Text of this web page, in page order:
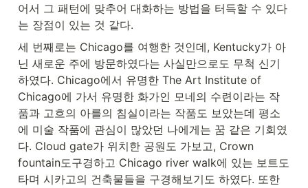
어서 그 패턴에 맞추어 대화하는 방법을 터득할 수 있다
는 장점이 있는 것 같다.
세 번째로는 Chicago를 여행한 것인데, Kentucky가 아
닌 새로운 주에 방문하였다는 사실만으로도 무척 신기
하였다. Chicago에서 유명한 The Art Institute of
Chicago에 가서 유명한 화가인 모네의 수련이라는 작
품과 고흐의 아를의 침실이라는 작품도 보았는데 평소
에 미술 작품에 관심이 많았던 나에게는 꿈 같은 기회였
다. Cloud gate가 위치한 공원도 가보고, Crown
fountain도구경하고 Chicago river walk에 있는 보트도
타며 시카고의 건축물들을 구경해보기도 하였다. 또한